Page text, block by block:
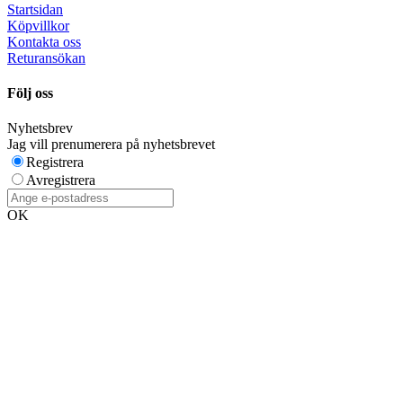
Startsidan
Köpvillkor
Kontakta oss
Returansökan
Följ oss
Nyhetsbrev
Jag vill prenumerera på nyhetsbrevet
Registrera
Avregistrera
OK